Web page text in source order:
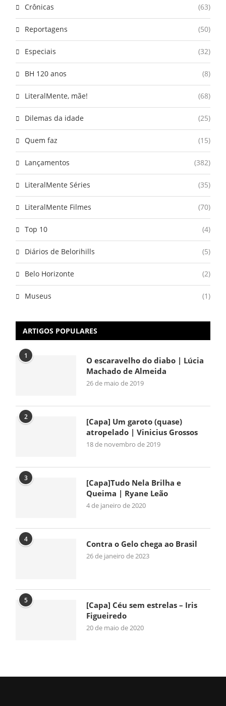
Crônicas (63)
Reportagens (50)
Especiais (32)
BH 120 anos (8)
LiteralMente, mãe! (68)
Dilemas da idade (25)
Quem faz (15)
Lançamentos (382)
LiteralMente Séries (35)
LiteralMente Filmes (70)
Top 10 (4)
Diários de Belorihills (5)
Belo Horizonte (2)
Museus (1)
ARTIGOS POPULARES
1
O escaravelho do diabo | Lúcia
Machado de Almeida
26 de maio de 2019
2
[Capa] Um garoto (quase)
atropelado | Vinicius Grossos
18 de novembro de 2019
3
[Capa]Tudo Nela Brilha e
Queima | Ryane Leão
4 de janeiro de 2020
4 Contra o Gelo chega ao Brasil
26 de janeiro de 2023
5
[Capa] Céu sem estrelas – Iris
Figueiredo
20 de maio de 2020